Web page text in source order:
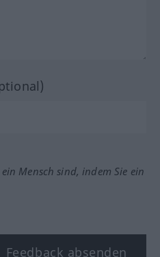
Mensch sind, indem Sie ein
Feedback absenden